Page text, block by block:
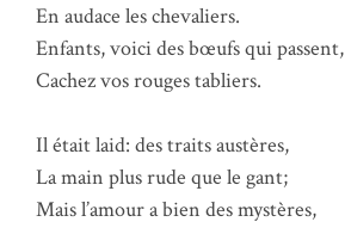
En audace les chevaliers.
Enfants, voici des bœufs qui passent,
Cachez vos rouges tabliers.
Il était laid: des traits austères,
La main plus rude que le gant;
Mais l’amour a bien des mystères,